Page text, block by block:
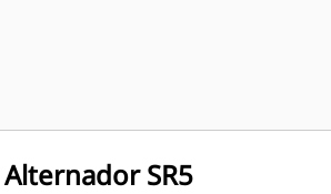
Alternador SR5